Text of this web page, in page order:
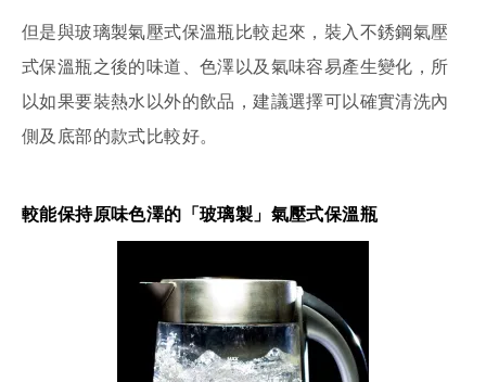
但是與玻璃製氣壓式保溫瓶比較起來，裝入不銹鋼氣壓
式保溫瓶之後的味道、色澤以及氣味容易產生變化，所
以如果要裝熱水以外的飲品，建議選擇可以確實清洗內
側及底部的款式比較好。
較能保持原味色澤的「玻璃製」氣壓式保溫瓶